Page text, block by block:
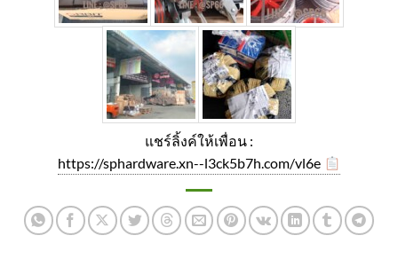
แชร์ลิ้งค์ให้เพื่อน :
https://sphardware.xn--l3ck5b7h.com/vl6e